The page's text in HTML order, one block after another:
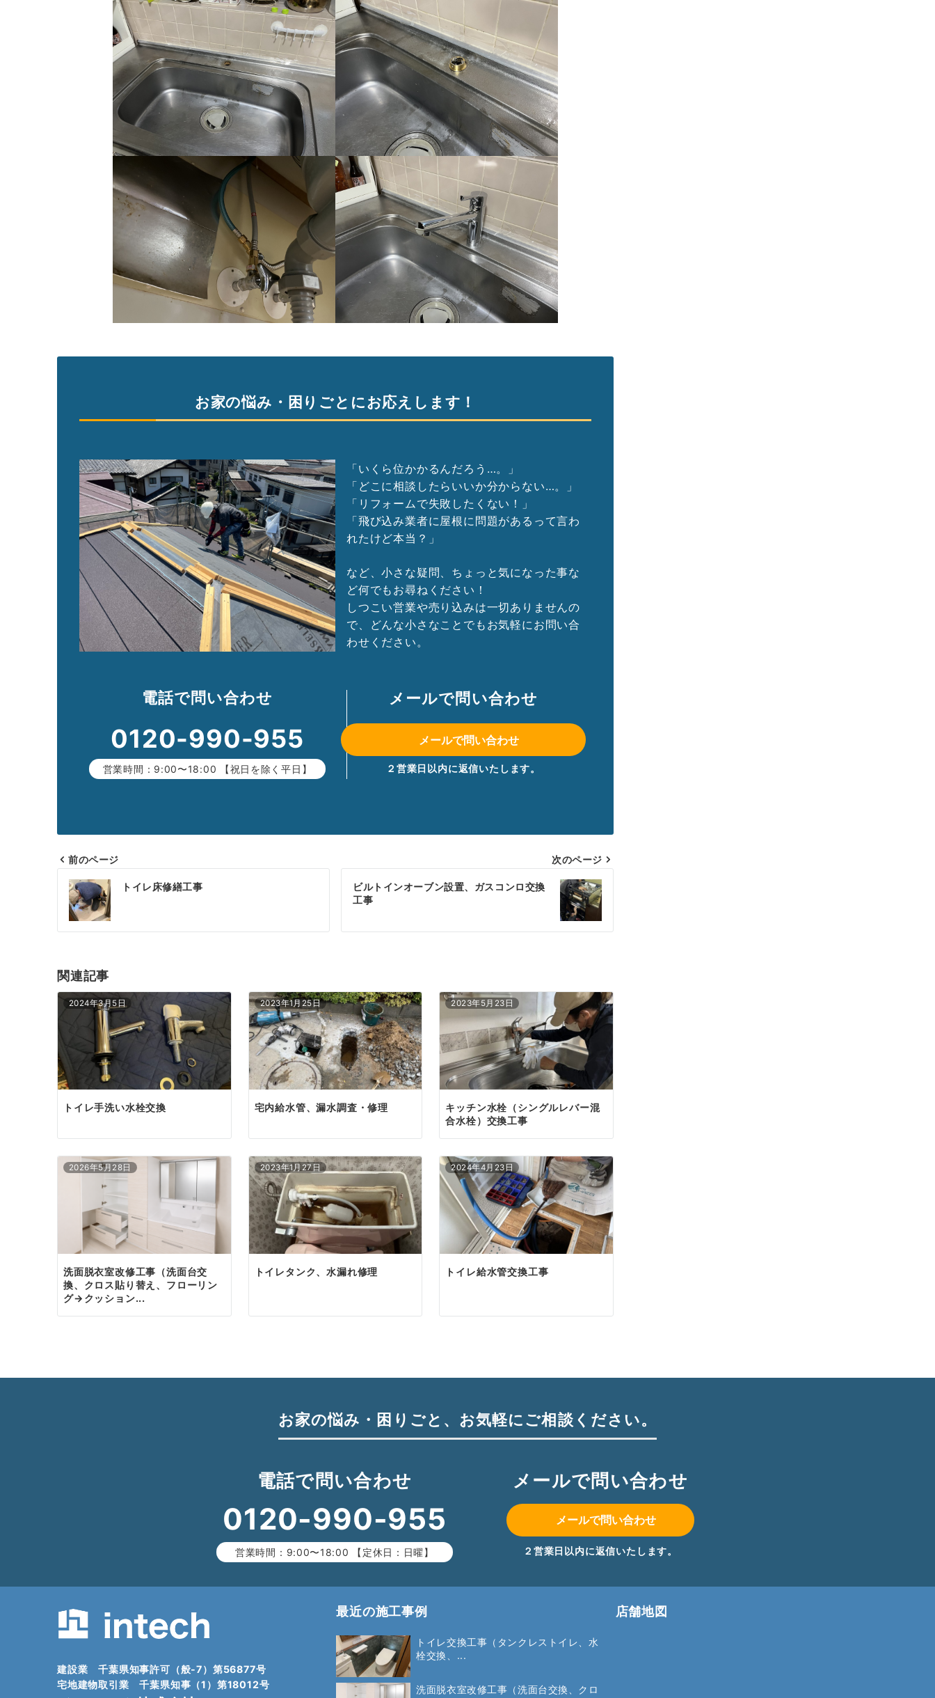
お家の悩み・困りごとにお応えします！
「いくら位かかるんだろう…。」
「どこに相談したらいいか分からない…。」
「リフォームで失敗したくない！」
「飛び込み業者に屋根に問題があるって言わ
れたけど本当？」
など、小さな疑問、ちょっと気になった事な
ど何でもお尋ねください！
しつこい営業や売り込みは一切ありませんの
で、どんな小さなことでもお気軽にお問い合
わせください。
電話で問い合わせ
0120-990-955
営業時間：9:00〜18:00 【祝日を除く平日】
メールで問い合わせ
メールで問い合わせ
２営業日以内に返信いたします。
投
稿
ナ
ゲ
ー
ョ
ン
前のページ
トイレ床修繕工事
次のページ
ビルトインオーブン設置、ガスコンロ交換
工事
関連記事
2024年3月5日
トイレ手洗い水栓交換
2023年1月25日
宅内給水管、漏水調査・修理
2023年5月23日
キッチン水栓（シングルレバー混
合水栓）交換工事
2026年5月28日
洗面脱衣室改修工事（洗面台交
換、クロス貼り替え、フローリン
グ→クッション...
2023年1月27日
トイレタンク、水漏れ修理
2024年4月23日
トイレ給水管交換工事
お家の悩み・困りごと、 お気軽にご相談ください。
電話で問い合わせ
0120-990-955
営業時間：9:00〜18:00 【定休日：日曜】
メールで問い合わせ
メールで問い合わせ
２営業日以内に返信いたします。
建設業 千葉県知事許可（般-7）第56877号
宅地建物取引業 千葉県知事（1）第18012号
最近の施工事例
トイレ交換工事（タンクレストイレ、水
栓交換、...
洗面脱衣室改修工事（洗面台交換、クロ
店舗地図